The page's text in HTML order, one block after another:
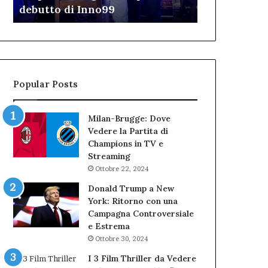
dell’amministrazione
Biondi.
del
TAR”
e
partecipazione
dell’Immaginario
Popular Posts
Milan-Brugge: Dove
Vedere la Partita di
Champions in TV e
Streaming
Ottobre 22, 2024
Donald Trump a New
York: Ritorno con una
Campagna Controversiale
e Estrema
Ottobre 30, 2024
I 3 Film Thriller da Vedere